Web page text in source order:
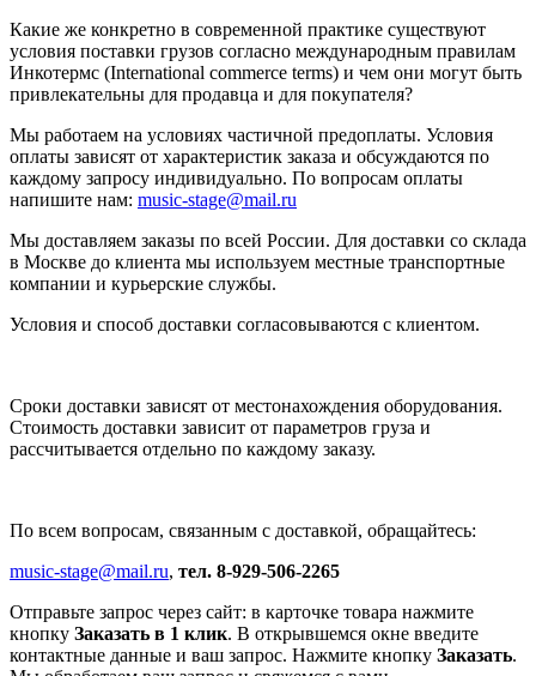
Какие же конкретно в современной практике существуют
условия поставки грузов согласно международным правилам
Инкотермс (International commerce terms) и чем они могут быть
привлекательны для продавца и для покупателя?
Мы работаем на условиях частичной предоплаты. Условия
оплаты зависят от характеристик заказа и обсуждаются по
каждому запросу индивидуально. По вопросам оплаты
напишите нам: music-stage@mail.ru
Мы доставляем заказы по всей России. Для доставки со склада
в Москве до клиента мы используем местные транспортные
компании и курьерские службы.
Условия и способ доставки согласовываются с клиентом.
Сроки доставки зависят от местонахождения оборудования.
Стоимость доставки зависит от параметров груза и
рассчитывается отдельно по каждому заказу.
По всем вопросам, связанным с доставкой, обращайтесь:
music-stage@mail.ru, тел. 8-929-506-2265
Отправьте запрос через сайт: в карточке товара нажмите
кнопку Заказать в 1 клик. В открывшемся окне введите
контактные данные и ваш запрос. Нажмите кнопку Заказать.